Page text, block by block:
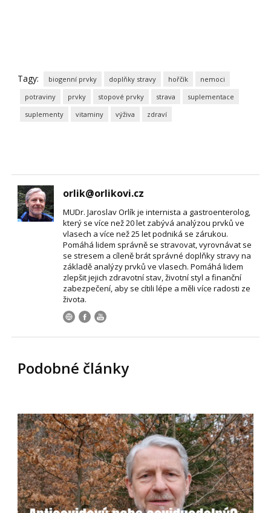
Tagy: biogenní prvky doplňky stravy hořčík
nemoci
potraviny
prvky stopové prvky strava
suplementace
suplementy
vitaminy výživa zdraví
orlik@orlikovi.cz
MUDr. Jaroslav Orlík je internista a gastroenterolog,
který se více než 20 let zabývá analýzou prvků ve
vlasech a více než 25 let podniká se zárukou.
Pomáhá lidem správně se stravovat, vyrovnávat se
se stresem a cíleně brát správné doplňky stravy na
základě analýzy prvků ve vlasech. Pomáhá lidem
zlepšit jejich zdravotní stav, životní styl a finanční
zabezpečení, aby se cítili lépe a měli více radosti ze
života.
Podobné články